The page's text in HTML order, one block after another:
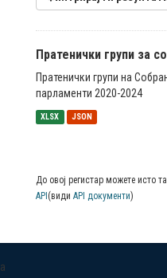
Пратенички групи за
Пратенички групи на
парламенти 2020-2024
XLSX JSON
До овој регистар можете исто
API (види API документи)
a